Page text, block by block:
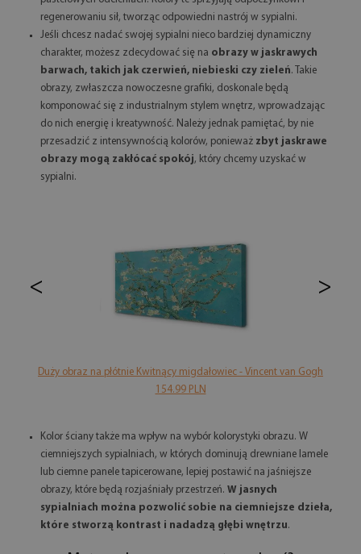
regenerowaniu sił, tworząc odpowiedni nastrój w sypialni.
Jeśli chcesz nadać swojej sypialni nieco bardziej dynamiczny
charakter, możesz zdecydować się na obrazy w jaskrawych
barwach, takich jak czerwień, niebieski czy zieleń. Takie
obrazy, zwłaszcza nowoczesne grafiki, doskonale będą
komponować się z industrialnym stylem wnętrz, wprowadzając
do nich energię i kreatywność. Należy jednak pamiętać, by nie
przesadzić z intensywnością kolorów, ponieważ zbyt jaskrawe
obrazy mogą zakłócać spokój, który chcemy uzyskać w
sypialni.
Duży obraz na płótnie Kwitnący migdałowiec - Vincent van Gogh
154.99 PLN
< >
Kolor ściany także ma wpływ na wybór kolorystyki obrazu. W
ciemniejszych sypialniach, w których dominują drewniane lamele
lub ciemne panele tapicerowane, lepiej postawić na jaśniejsze
obrazy, które będą rozjaśniały przestrzeń. W jasnych
sypialniach można pozwolić sobie na ciemniejsze dzieła,
które stworzą kontrast i nadadzą głębi wnętrzu.